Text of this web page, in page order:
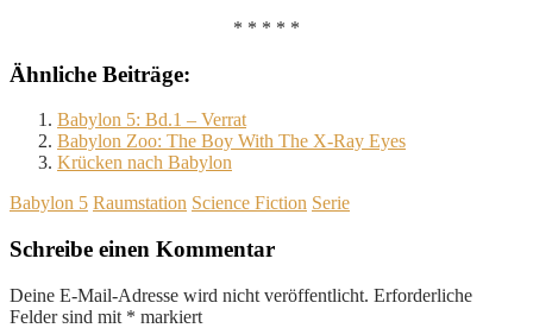
* * * * *
Ähnliche Beiträge:
Babylon 5: Bd.1 – Verrat
Babylon Zoo: The Boy With The X-Ray Eyes
Krücken nach Babylon
Babylon 5 Raumstation Science Fiction Serie
Schreibe einen Kommentar
Deine E-Mail-Adresse wird nicht veröffentlicht. Erforderliche
Felder sind mit * markiert